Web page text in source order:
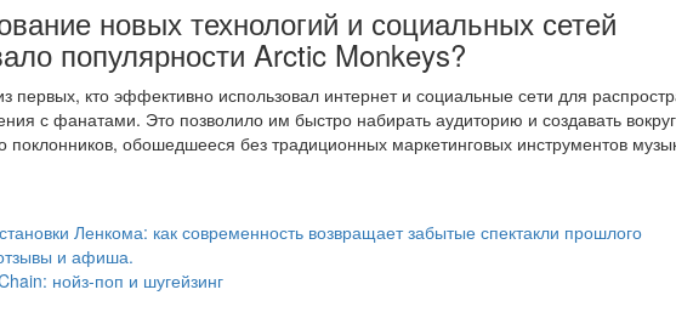
новых технологий и социальных сетей
популярности Arctic Monkeys?
первых, кто эффективно использовал интернет и социальные сети для
с фанатами. Это позволило им быстро набирать аудиторию и создавать
поклонников, обошедшееся без традиционных маркетинговых инструментов
и афиша.
нойз-поп и шугейзинг